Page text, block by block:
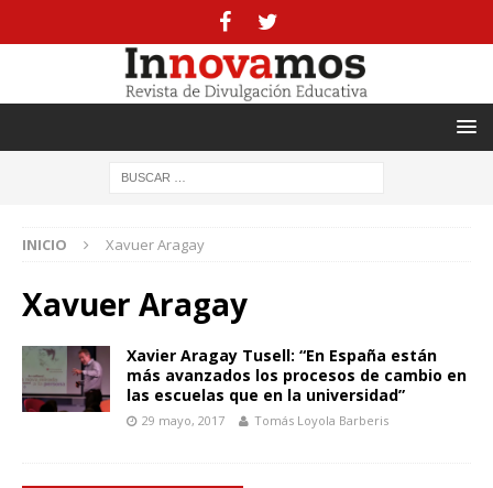
INICIO Xavuer Aragay
Xavuer Aragay
Xavier Aragay Tusell: “En España están
más avanzados los procesos de cambio en
las escuelas que en la universidad”
29 mayo, 2017 Tomás Loyola Barberis